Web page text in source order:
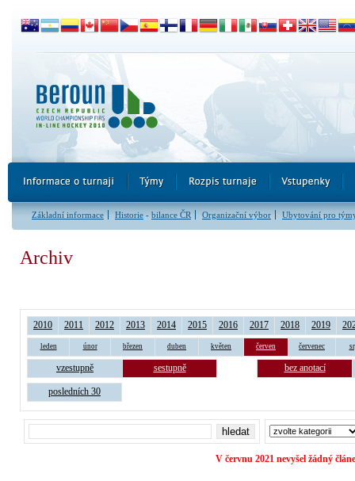
Základní informace Historie - bilance ČR Organizační výbor Ubytování pro
Archiv
2010 2011 2012 2013 2014 2015 2016 2017 2018 2019
leden únor březen duben květen červen červenec
vzestupně sestupně bez anotací
posledních 30
V červnu 2021 nevyšel žádný